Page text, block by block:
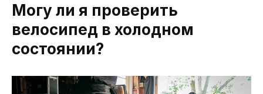
Могу ли я проверить
велосипед в холодном
состоянии?